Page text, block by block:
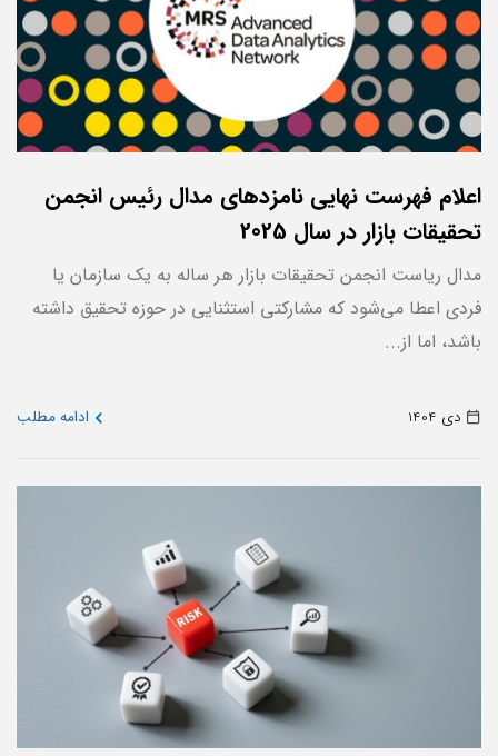
اعلام فهرست نهایی نامزدهای مدال رئیس انجمن
تحقیقات بازار در سال 2025
مدال ریاست انجمن تحقیقات بازار هر ساله به یک سازمان یا
فردی اعطا می‌شود که مشارکتی استثنایی در حوزه تحقیق داشته
باشد، اما از...
دی 1404 ادامه مطلب